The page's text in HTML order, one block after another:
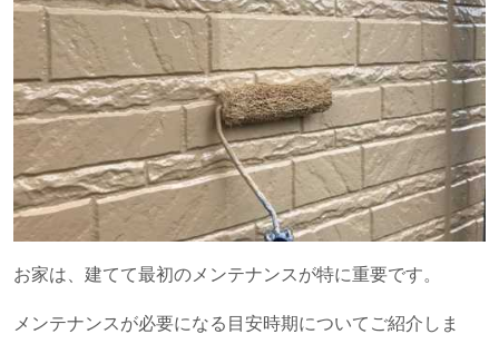
お家は、建てて最初のメンテナンスが特に重要です。
メンテナンスが必要になる目安時期についてご紹介しま